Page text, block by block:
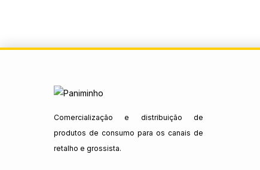
Comercialização e distribuição de
produtos de consumo para os canais de
retalho e grossista.